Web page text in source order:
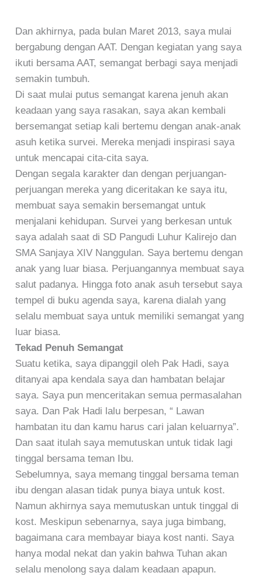
Dan akhirnya, pada bulan Maret 2013, saya mulai
bergabung dengan AAT. Dengan kegiatan yang saya
ikuti bersama AAT, semangat berbagi saya menjadi
semakin tumbuh.
Di saat mulai putus semangat karena jenuh akan
keadaan yang saya rasakan, saya akan kembali
bersemangat setiap kali bertemu dengan anak-anak
asuh ketika survei. Mereka menjadi inspirasi saya
untuk mencapai cita-cita saya.
Dengan segala karakter dan dengan perjuangan-
perjuangan mereka yang diceritakan ke saya itu,
membuat saya semakin bersemangat untuk
menjalani kehidupan. Survei yang berkesan untuk
saya adalah saat di SD Pangudi Luhur Kalirejo dan
SMA Sanjaya XIV Nanggulan. Saya bertemu dengan
anak yang luar biasa. Perjuangannya membuat saya
salut padanya. Hingga foto anak asuh tersebut saya
tempel di buku agenda saya, karena dialah yang
selalu membuat saya untuk memiliki semangat yang
luar biasa.
Tekad Penuh Semangat
Suatu ketika, saya dipanggil oleh Pak Hadi, saya
ditanyai apa kendala saya dan hambatan belajar
saya. Saya pun menceritakan semua permasalahan
saya. Dan Pak Hadi lalu berpesan, “ Lawan
hambatan itu dan kamu harus cari jalan keluarnya”.
Dan saat itulah saya memutuskan untuk tidak lagi
tinggal bersama teman Ibu.
Sebelumnya, saya memang tinggal bersama teman
ibu dengan alasan tidak punya biaya untuk kost.
Namun akhirnya saya memutuskan untuk tinggal di
kost. Meskipun sebenarnya, saya juga bimbang,
bagaimana cara membayar biaya kost nanti. Saya
hanya modal nekat dan yakin bahwa Tuhan akan
selalu menolong saya dalam keadaan apapun.